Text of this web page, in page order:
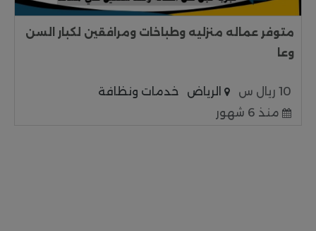
متوفر عماله منزليه وطباخات ومرافقين لكبار السن
وعا
10 ريال س الرياض
خدمات ونظافة
منذ 6 شهور